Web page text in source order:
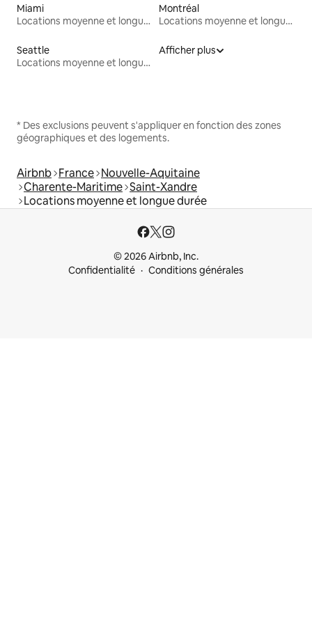
Miami
Locations moyenne et longue durée
Montréal
Locations moyenne et longue durée
Seattle
Locations moyenne et longue durée
Afficher plus
* Des exclusions peuvent s'appliquer en fonction des zones
géographiques et des logements.
Airbnb France Nouvelle-Aquitaine
Charente-Maritime Saint-Xandre
Locations moyenne et longue durée
© 2026 Airbnb, Inc.
Confidentialité
Conditions générales